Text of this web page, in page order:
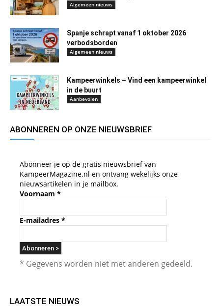
Algemeen nieuws
Spanje schrapt vanaf 1 oktober 2026
verbodsborden
Algemeen nieuws
Kampeerwinkels – Vind een kampeerwinkel
in de buurt
Aanbevolen
ABONNEREN OP ONZE NIEUWSBRIEF
Abonneer je op de gratis nieuwsbrief van
KampeerMagazine.nl en ontvang wekelijks onze
nieuwsartikelen in je mailbox.
Voornaam *
E-mailadres *
* Gegevens worden niet met anderen gedeeld.
LAATSTE NIEUWS